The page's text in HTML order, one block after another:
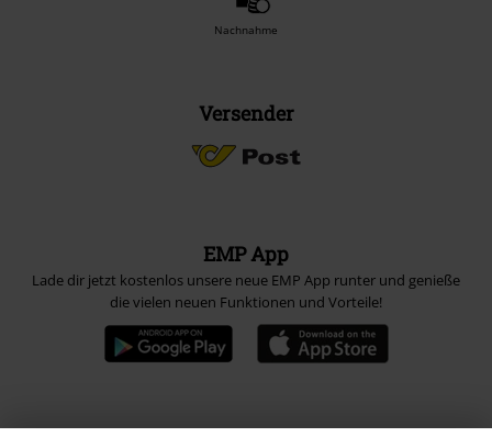
Nachnahme
Versender
EMP App
Lade dir jetzt kostenlos unsere neue EMP App runter und genieße
die vielen neuen Funktionen und Vorteile!